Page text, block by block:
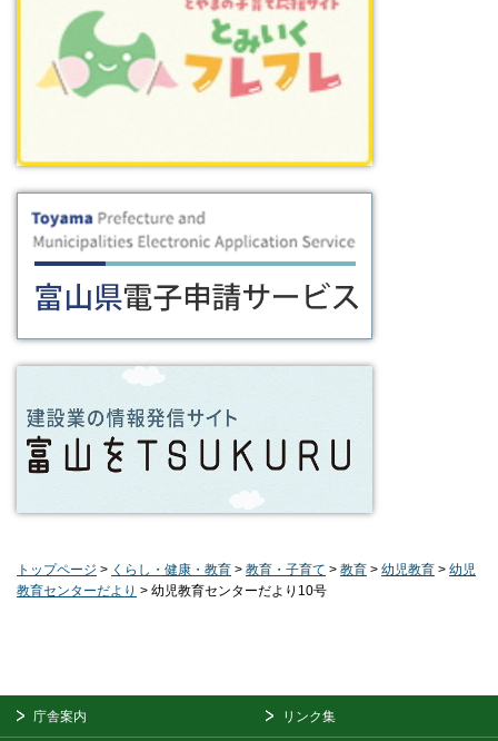
トップページ > くらし・健康・教育 > 教育・子育て > 教育 > 幼児教育 > 幼児
教育センターだより > 幼児教育センターだより10号
庁舎案内 リンク集